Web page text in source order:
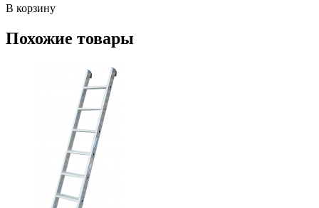
В корзину
Похожие товары